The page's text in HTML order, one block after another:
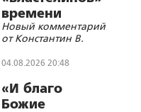
времени
Новый комментарий
от Константин В.
04.08.2026 20:48
«И благо
Божие